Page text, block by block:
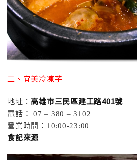
二、宜美冷凍芋
地址：高雄市三民區建工路401號
電話： 07 – 380 – 3102
營業時間：10:00-23:00
食記來源